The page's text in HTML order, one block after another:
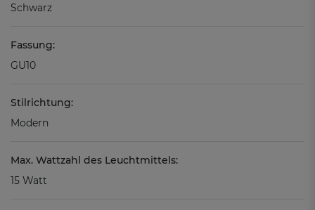
Schwarz
Fassung:
GU10
Stilrichtung:
Modern
Max. Wattzahl des Leuchtmittels:
15 Watt